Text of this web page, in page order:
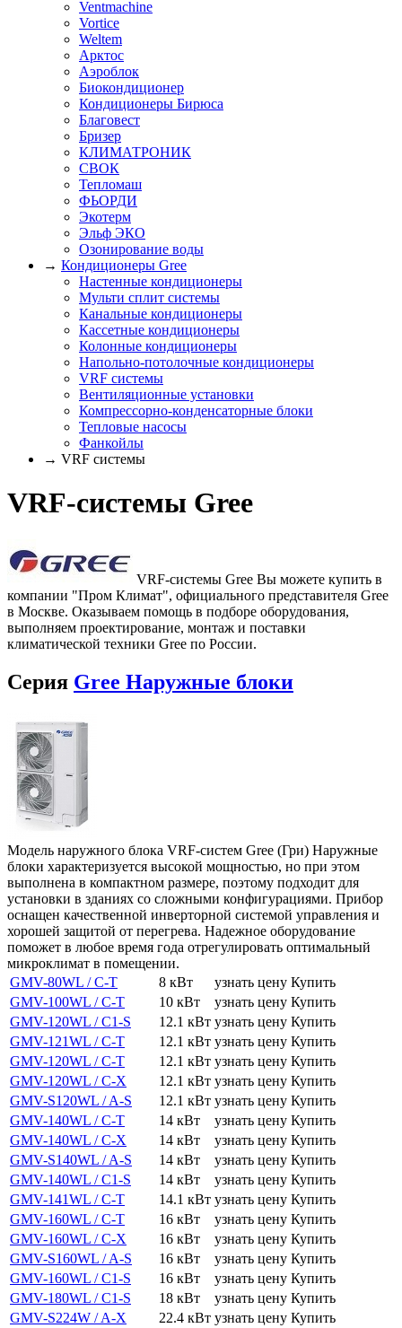
Ventmachine
Vortice
Weltem
Арктос
Аэроблок
Биокондиционер
Кондиционеры Бирюса
Благовест
Бризер
КЛИМАТРОНИК
СВОК
Тепломаш
ФЬОРДИ
Экотерм
Эльф ЭКО
Озонирование воды
→ Кондиционеры Gree
Настенные кондиционеры
Мульти сплит системы
Канальные кондиционеры
Кассетные кондиционеры
Колонные кондиционеры
Напольно-потолочные кондиционеры
VRF системы
Вентиляционные установки
Компрессорно-конденсаторные блоки
Тепловые насосы
Фанкойлы
→ VRF системы
VRF-системы Gree
VRF-системы Gree Вы можете купить в
компании "Пром Климат", официального представителя Gree
в Москве. Оказываем помощь в подборе оборудования,
выполняем проектирование, монтаж и поставки
климатической техники Gree по России.
Серия Gree Наружные блоки
Модель наружного блока VRF-систем Gree (Гри) Наружные
блоки характеризуется высокой мощностью, но при этом
выполнена в компактном размере, поэтому подходит для
установки в зданиях со сложными конфигурациями. Прибор
оснащен качественной инверторной системой управления и
хорошей защитой от перегрева. Надежное оборудование
поможет в любое время года отрегулировать оптимальный
микроклимат в помещении.
GMV-80WL / C-T
8 кВт узнать цену Купить
GMV-100WL / C-T
10 кВт узнать цену Купить
GMV-120WL / C1-S
12.1 кВт узнать цену Купить
GMV-121WL / C-T
12.1 кВт узнать цену Купить
GMV-120WL / C-T
12.1 кВт узнать цену Купить
GMV-120WL / C-X
12.1 кВт узнать цену Купить
GMV-S120WL / A-S
12.1 кВт узнать цену Купить
GMV-140WL / C-T
14 кВт узнать цену Купить
GMV-140WL / C-X
14 кВт узнать цену Купить
GMV-S140WL / A-S
14 кВт узнать цену Купить
GMV-140WL / C1-S
14 кВт узнать цену Купить
GMV-141WL / C-T
14.1 кВт узнать цену Купить
GMV-160WL / C-T
16 кВт узнать цену Купить
GMV-160WL / C-X
16 кВт узнать цену Купить
GMV-S160WL / A-S
16 кВт узнать цену Купить
GMV-160WL / C1-S
16 кВт узнать цену Купить
GMV-180WL / C1-S
18 кВт узнать цену Купить
GMV-S224W / A-X
22.4 кВт узнать цену Купить